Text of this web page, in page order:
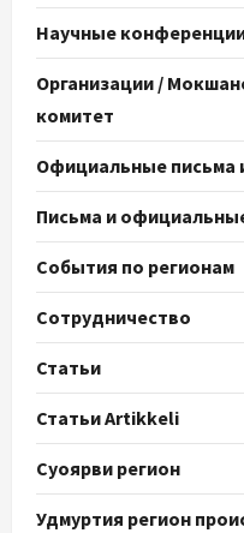
Научные
Организации /
комитет
Официальные письма
Письма и
События по регионам
Сотрудничество
Статьи
Статьи Artikkeli
Суоярви регион
Удмуртия регион